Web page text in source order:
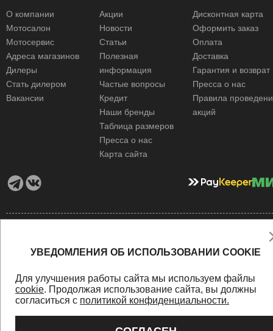
О компании
Мотосалон
Мотосервис
Адреса магазинов
Дилеры
Стать дилером
Вакансии
Акции
Новости
Статьи
Полезная
информация
Частые вопросы
Кредит
Наши бренды
Таблица размеров
Пресса о нас
Карта сайта
Дисконтная карта
Оформить заказ
Оплата
Доставка
Гарантия и возврат
Пресса о нас
Правила
акций
УВЕДОМЛЕНИЯ ОБ ИСПОЛЬЗОВАНИИ COOKIE
Для улучшения работы сайта мы используем файлы
cookie. Продолжая использование сайта, вы должны
согласиться с политикой конфиденциальности.